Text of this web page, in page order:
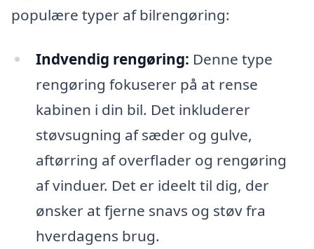
populære typer af bilrengøring:
Indvendig rengøring: Denne type
rengøring fokuserer på at rense
kabinen i din bil. Det inkluderer
støvsugning af sæder og gulve,
aftørring af overflader og rengøring
af vinduer. Det er ideelt til dig, der
ønsker at fjerne snavs og støv fra
hverdagens brug.